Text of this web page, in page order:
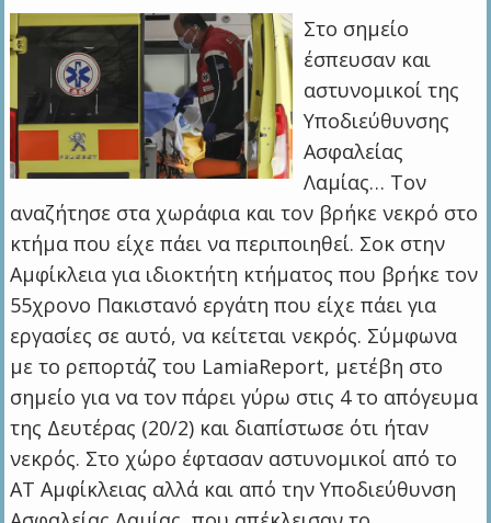
Στο σημείο
έσπευσαν και
αστυνομικοί της
Υποδιεύθυνσης
Ασφαλείας
Λαμίας… Τον
αναζήτησε στα χωράφια και τον βρήκε νεκρό στο
κτήμα που είχε πάει να περιποιηθεί. Σοκ στην
Αμφίκλεια για ιδιοκτήτη κτήματος που βρήκε τον
55χρονο Πακιστανό εργάτη που είχε πάει για
εργασίες σε αυτό, να κείτεται νεκρός. Σύμφωνα
με το ρεπορτάζ του LamiaReport, μετέβη στο
σημείο για να τον πάρει γύρω στις 4 το απόγευμα
της Δευτέρας (20/2) και διαπίστωσε ότι ήταν
νεκρός. Στο χώρο έφτασαν αστυνομικοί από το
ΑΤ Αμφίκλειας αλλά και από την Υποδιεύθυνση